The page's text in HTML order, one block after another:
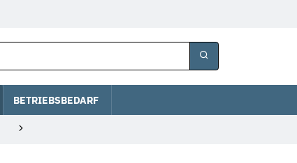
BETRIEBSBEDARF